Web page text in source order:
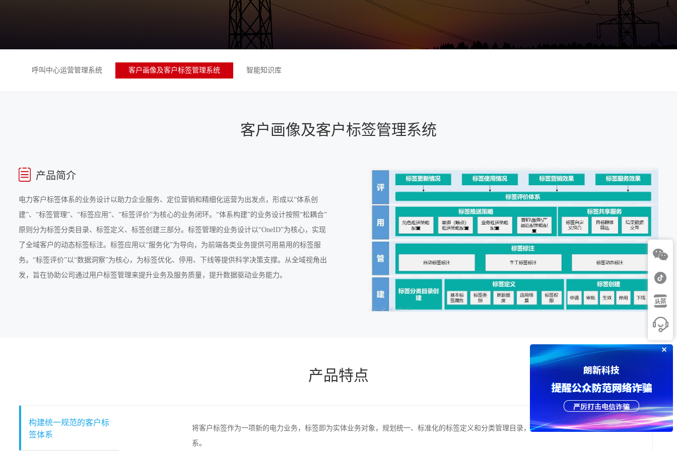
呼叫中心运营管理系统 客户画像及客户标签管理系统 智能知识库
客户画像及客户标签管理系统
产品简介
电力客户标签体系的业务设计以助力企业服务、定位营销和精细化运营为出发点，形成以“体系创
建”、“标签管理”、“标签应用”、“标签评价”为核心的业务闭环。“体系构建”的业务设计按照“松耦合”
原则分为标签分类目录、标签定义、标签创建三部分。标签管理的业务设计以“OneID”为核心，实现
了全域客户的动态标签标注。标签应用以“服务化”为导向，为前端各类业务提供可用易用的标签服
务。“标签评价”以“数据洞察”为核心，为标签优化、停用、下线等提供科学决策支撑。从全域视角出
发，旨在协助公司通过用户标签管理来提升业务及服务质量，提升数据驱动业务能力。
产品特点
构建统一规范的客户标
签体系
将客户标签作为一项新的电力业务，标签即为实体业务对象，规划统一、标准化的标签定义和分类管理目录，构建支撑统一应用的客户标签体
系。